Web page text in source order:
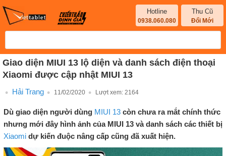
Hotline
0938.060.080
Thu Cũ
Đổi Mới
Giao diện MIUI 13 lộ diện và danh sách điện thoại
Xiaomi được cập nhật MIUI 13
Hải Trang 11/02/2020 Lượt xem: 2164
Dù giao diện người dùng MIUI 13còn chưa ra mắt chính thức
nhưng mới đây hình ảnh của MIUI 13 và danh sách các thiết bị
Xiaomidự kiến đuộc nâng cấp cũng đã xuất hiện.